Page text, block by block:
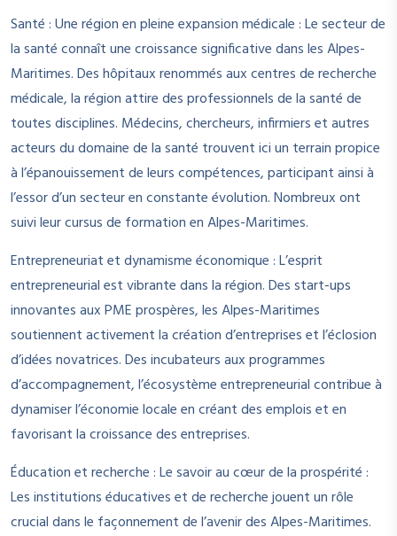
Santé : Une région en pleine expansion médicale : Le secteur de
la santé connaît une croissance significative dans les Alpes-
Maritimes. Des hôpitaux renommés aux centres de recherche
médicale, la région attire des professionnels de la santé de
toutes disciplines. Médecins, chercheurs, infirmiers et autres
acteurs du domaine de la santé trouvent ici un terrain propice
à l’épanouissement de leurs compétences, participant ainsi à
l’essor d’un secteur en constante évolution. Nombreux ont
suivi leur cursus de formation en Alpes-Maritimes.
Entrepreneuriat et dynamisme économique : L’esprit
entrepreneurial est vibrante dans la région. Des start-ups
innovantes aux PME prospères, les Alpes-Maritimes
soutiennent activement la création d’entreprises et l’éclosion
d’idées novatrices. Des incubateurs aux programmes
d’accompagnement, l’écosystème entrepreneurial contribue à
dynamiser l’économie locale en créant des emplois et en
favorisant la croissance des entreprises.
Éducation et recherche : Le savoir au cœur de la prospérité :
Les institutions éducatives et de recherche jouent un rôle
crucial dans le façonnement de l’avenir des Alpes-Maritimes.